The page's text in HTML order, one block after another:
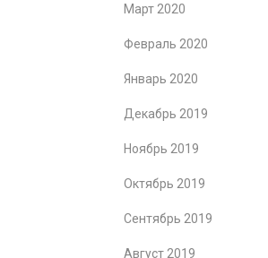
Март 2020
Февраль 2020
Январь 2020
Декабрь 2019
Ноябрь 2019
Октябрь 2019
Сентябрь 2019
Август 2019